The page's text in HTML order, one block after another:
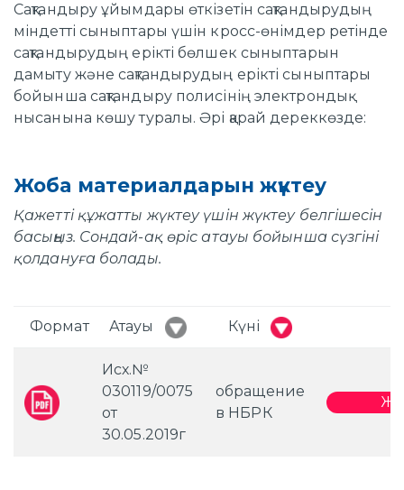
Сақтандыру ұйымдары өткізетін сақтандырудың
міндетті сыныптары үшін кросс-өнімдер ретінде
сақтандырудың ерікті бөлшек сыныптарын
дамыту және сақтандырудың ерікті сыныптары
бойынша сақтандыру полисінің электрондық
нысанына көшу туралы. Әрі қарай дереккөзде:
Жоба материалдарын жүктеу
Қажетті құжатты жүктеу үшін жүктеу белгішесін
басыңыз. Сондай-ақ өріс атауы бойынша сүзгіні
қолдануға болады.
Формат Атауы Күні
Исх.№
030119/0075
от
30.05.2019г
обращение
в НБРК